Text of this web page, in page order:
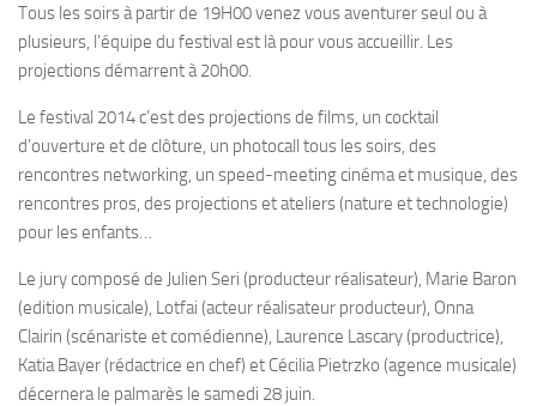
Tous les soirs à partir de 19H00 venez vous aventurer seul ou à
plusieurs, l’équipe du festival est là pour vous accueillir. Les
projections démarrent à 20h00.
Le festival 2014 c’est des projections de films, un cocktail
d’ouverture et de clôture, un photocall tous les soirs, des
rencontres networking, un speed-meeting cinéma et musique, des
rencontres pros, des projections et ateliers (nature et technologie)
pour les enfants…
Le jury composé de Julien Seri (producteur réalisateur), Marie Baron
(edition musicale), Lotfai (acteur réalisateur producteur), Onna
Clairin (scénariste et comédienne), Laurence Lascary (productrice),
Katia Bayer (rédactrice en chef) et Cécilia Pietrzko (agence musicale)
décernera le palmarès le samedi 28 juin.